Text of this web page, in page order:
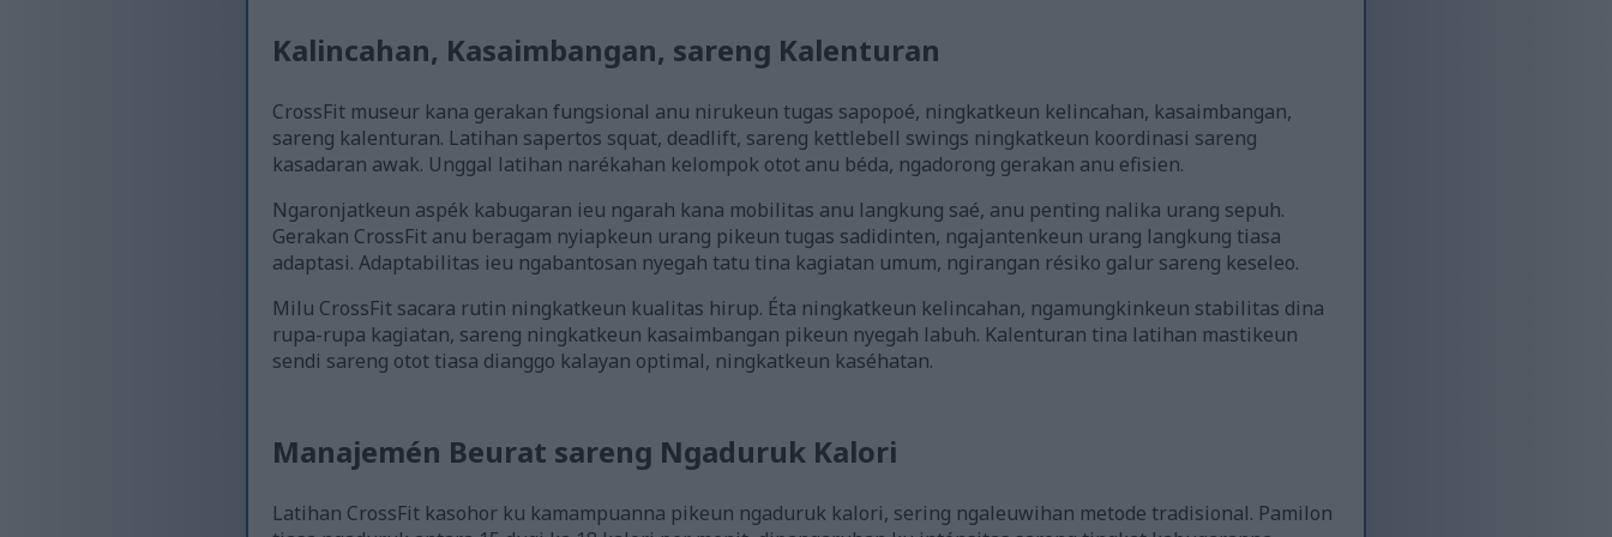
Kalincahan, Kasaimbangan, sareng Kalenturan
CrossFit museur kana gerakan fungsional anu nirukeun tugas sapopoé, ningkatkeun kelincahan, kasaimbangan,
sareng kalenturan. Latihan sapertos squat, deadlift, sareng kettlebell swings ningkatkeun koordinasi sareng
kasadaran awak. Unggal latihan narékahan kelompok otot anu béda, ngadorong gerakan anu efisien.
Ngaronjatkeun aspék kabugaran ieu ngarah kana mobilitas anu langkung saé, anu penting nalika urang sepuh.
Gerakan CrossFit anu beragam nyiapkeun urang pikeun tugas sadidinten, ngajantenkeun urang langkung tiasa
adaptasi. Adaptabilitas ieu ngabantosan nyegah tatu tina kagiatan umum, ngirangan résiko galur sareng keseleo.
Milu CrossFit sacara rutin ningkatkeun kualitas hirup. Éta ningkatkeun kelincahan, ngamungkinkeun stabilitas dina
rupa-rupa kagiatan, sareng ningkatkeun kasaimbangan pikeun nyegah labuh. Kalenturan tina latihan mastikeun
sendi sareng otot tiasa dianggo kalayan optimal, ningkatkeun kaséhatan.
Manajemén Beurat sareng Ngaduruk Kalori
Latihan CrossFit kasohor ku kamampuanna pikeun ngaduruk kalori, sering ngaleuwihan metode tradisional. Pamilon